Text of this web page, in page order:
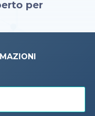
per